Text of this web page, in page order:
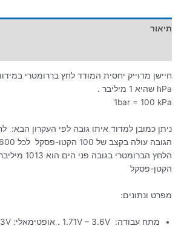
תיאור
חיישן מדוייק יחסית המודד לחץ בררומטרי
hPa שהיא 1 מיליבר .
1bar = 100 kPa
ניתן כמובן למדוד איתו גובה לפי העקרון הבא:
הגובה עולה בקצב של 100 הקטו-פסקל לכל 600 מטר בערך
הקטן-פסקל
מפרט ונתונים:
מתח עבודה: 1.71V – 3.6V . אופטימאלי: 3.3V